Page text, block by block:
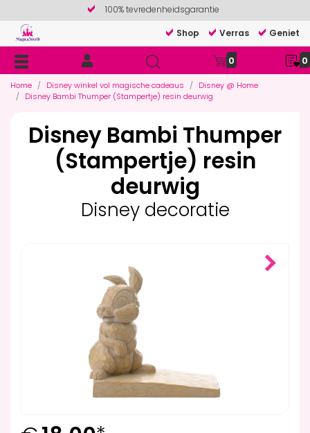
100% tevredenheidsgarantie
Shop
Verras Geniet
0 0
Home Disney winkel vol magische cadeaus
Disney @ Home
Disney Bambi Thumper (Stampertje) resin deurwig
Disney Bambi Thumper
(Stampertje) resin
deurwig
Disney decoratie